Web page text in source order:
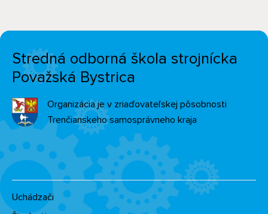
Stredná odborná škola strojnícka
Považská Bystrica
Organizácia je v zriaďovateľskej pôsobnosti
Trenčianskeho samosprávneho kraja
Uchádzači